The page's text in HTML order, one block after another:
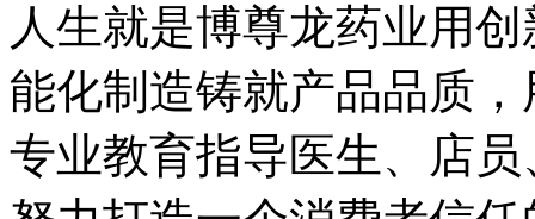
人生就是博尊龙药业用创
能化制造铸就产品品质
专业教育指导医生、店员